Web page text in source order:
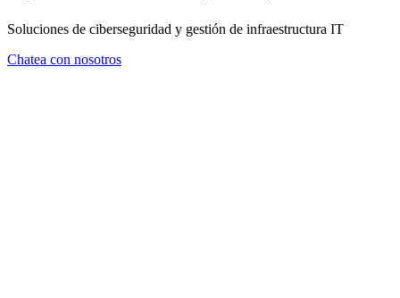
Soluciones de ciberseguridad y gestión de infraestructura IT
Chatea con nosotros